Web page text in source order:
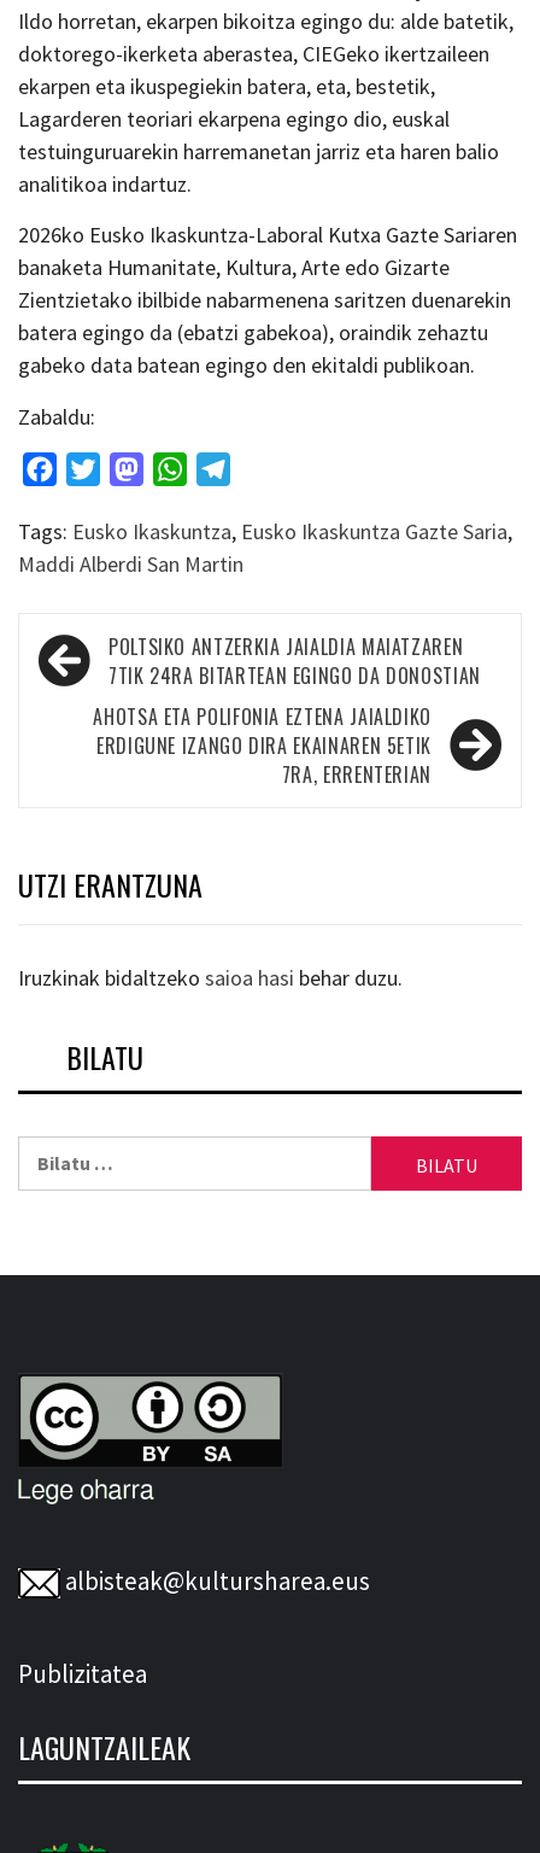
Ildo horretan, ekarpen bikoitza egingo du: alde batetik,
doktorego-ikerketa aberastea, CIEGeko ikertzaileen
ekarpen eta ikuspegiekin batera, eta, bestetik,
Lagarderen teoriari ekarpena egingo dio, euskal
testuinguruarekin harremanetan jarriz eta haren balio
analitikoa indartuz.
2026ko Eusko Ikaskuntza-Laboral Kutxa Gazte Sariaren
banaketa Humanitate, Kultura, Arte edo Gizarte
Zientzietako ibilbide nabarmenena saritzen duenarekin
batera egingo da (ebatzi gabekoa), oraindik zehaztu
gabeko data batean egingo den ekitaldi publikoan.
Zabaldu:
FacebookTwitterMastodonWhatsApp
Tags: Eusko Ikaskuntza, Eusko Ikaskuntza Gazte Saria,
Maddi Alberdi San Martin
Bidalketetan
zehar
nabigatu
POLTSIKO ANTZERKIA JAIALDIA MAIATZAREN
7TIK 24RA BITARTEAN EGINGO DA DONOSTIAN
AHOTSA ETA POLIFONIA EZTENA JAIALDIKO
ERDIGUNE IZANGO DIRA EKAINAREN 5ETIK
7RA, ERRENTERIAN
UTZI ERANTZUNA
Iruzkinak bidaltzeko saioa hasi behar duzu.
BILATU
albisteak@kultursharea.eus
Publizitatea
LAGUNTZAILEAK